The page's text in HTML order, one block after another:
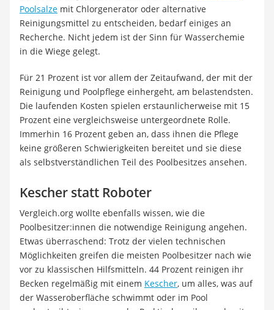
Poolsalze mit Chlorgenerator oder alternative
Reinigungsmittel zu entscheiden, bedarf einiges an
Recherche. Nicht jedem ist der Sinn für Wasserchemie
in die Wiege gelegt.
Für 21 Prozent ist vor allem der Zeitaufwand, der mit der
Reinigung und Poolpflege einhergeht, am belastendsten.
Die laufenden Kosten spielen erstaunlicherweise mit 15
Prozent eine vergleichsweise untergeordnete Rolle.
Immerhin 16 Prozent geben an, dass ihnen die Pflege
keine größeren Schwierigkeiten bereitet und sie diese
als selbstverständlichen Teil des Poolbesitzes ansehen.
Kescher statt Roboter
Vergleich.org wollte ebenfalls wissen, wie die
Poolbesitzer:innen die notwendige Reinigung angehen.
Etwas überraschend: Trotz der vielen technischen
Möglichkeiten greifen die meisten Poolbesitzer nach wie
vor zu klassischen Hilfsmitteln. 44 Prozent reinigen ihr
Becken regelmäßig mit einem Kescher, um alles, was auf
der Wasseroberfläche schwimmt oder im Pool